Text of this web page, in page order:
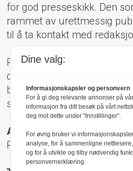
for god presseskikk. Den
rammet av urettmessig
til å ta kontakt med
Pressens Faglige Utvalg
oppnevnt av Norsk
behandler klager mot
spørsmål.
Adresse:
Rådhusgt 17, 0158 Oslo
Dine valg:
Informasjonskapsler og personvern
For å gi deg relevante annonser på
informasjon fra ditt besøk på vårt
deg mot dette under "Innstillinger".
For øvrig bruker vi
analyse, for å sammenligne
og for å utvikle og tilby nødvendig
personvernerklæring.